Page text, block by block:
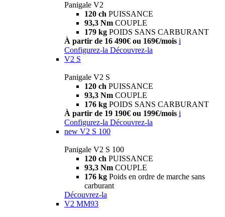
Panigale V2
120 ch PUISSANCE
93,3 Nm COUPLE
179 kg POIDS SANS CARBURANT
À partir de 16 490€ ou 169€/mois i
Configurez-la Découvrez-la
V2 S
Panigale V2 S
120 ch PUISSANCE
93,3 Nm COUPLE
176 kg POIDS SANS CARBURANT
À partir de 19 190€ ou 199€/mois i
Configurez-la Découvrez-la
new V2 S 100
Panigale V2 S 100
120 ch PUISSANCE
93,3 Nm COUPLE
176 kg Poids en ordre de marche sans
carburant
Découvrez-la
V2 MM93